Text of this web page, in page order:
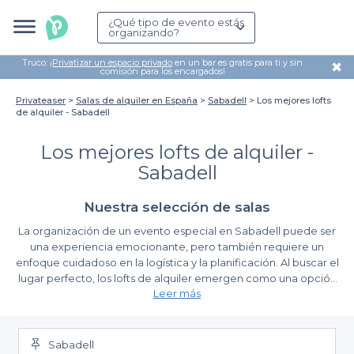
¿Qué tipo de evento estás
organizando?
Truco: ¡Privatizar un espacio privado en un bar es gratis para ti y sin
comisión para los encargados! ✖
Privateaser Salas de alquiler en España Sabadell
Los mejores lofts
de alquiler - Sabadell
Los mejores lofts de alquiler -
Sabadell
Nuestra selección de salas
La organización de un evento especial en Sabadell puede ser
una experiencia emocionante, pero también requiere un
enfoque cuidadoso en la logística y la planificación. Al buscar el
lugar perfecto, los lofts de alquiler emergen como una opción
ideal, ya que combinan espacio, estilo y funcionalidad. En
ambiente correcto para que tu evento sea inolvidable.
Ventajas de utilizar Privateaser para tu búsqueda
Al elegir un loft a través de nuestra plataforma, descubrirás la
Leer más
Sabadell